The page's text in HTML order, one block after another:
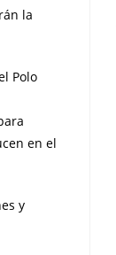
la
Polo
en el
y